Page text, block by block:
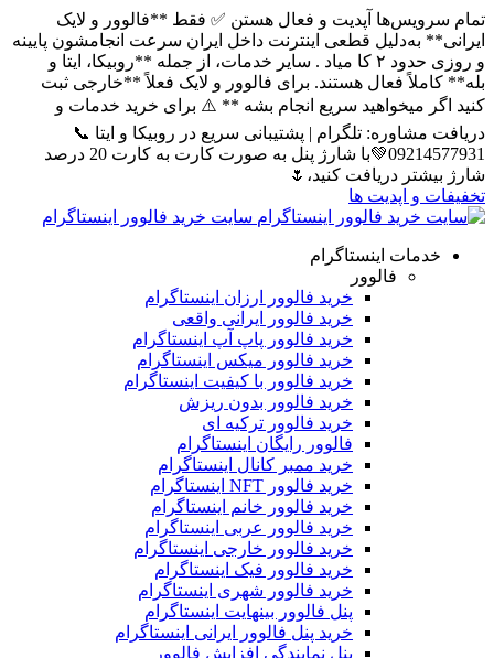
تمام سرویس‌ها آپدیت و فعال هستن ✅ فقط **فالوور و لایک
ایرانی** به‌دلیل قطعی اینترنت داخل ایران سرعت انجامشون پایینه
و روزی حدود ۲ کا میاد . سایر خدمات، از جمله **روبیکا، ایتا و
بله** کاملاً فعال هستند. برای فالوور و لایک فعلاً **خارجی ثبت
کنید اگر میخواهید سریع انجام بشه ** ⚠️ برای خرید خدمات و
دریافت مشاوره: تلگرام | پشتیبانی سریع در روبیکا و ایتا 📞
09214577931💚با شارژ پنل به صورت کارت به کارت 20 درصد
شارژ بیشتر دریافت کنید،🌷
تخفیفات و اپدیت ها
سایت خرید فالوور اینستاگرام
خدمات اینستاگرام
فالوور
خرید فالوور ارزان اینستاگرام
خرید فالوور ایرانی واقعی
خرید فالوور پاپ آپ اینستاگرام
خرید فالوور میکس اینستاگرام
خرید فالوور با کیفیت اینستاگرام
خرید فالوور بدون ریزش
خرید فالوور ترکیه ای
فالوور رایگان اینستاگرام
خرید ممبر کانال اینستاگرام
خرید فالوور NFT اینستاگرام
خرید فالوور خانم اینستاگرام
خرید فالوور عربی اینستاگرام
خرید فالوور خارجی اینستاگرام
خرید فالوور فیک اینستاگرام
خرید فالوور شهری اینستاگرام
پنل فالوور بینهایت اینستاگرام
خرید پنل فالوور ایرانی اینستاگرام
پنل نمایندگی افزایش فالوور